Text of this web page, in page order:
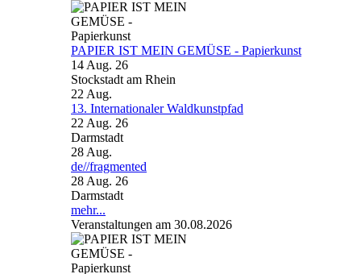
PAPIER IST MEIN GEMÜSE - Papierkunst
14 Aug. 26
Stockstadt am Rhein
22 Aug.
13. Internationaler Waldkunstpfad
22 Aug. 26
Darmstadt
28 Aug.
de//fragmented
28 Aug. 26
Darmstadt
mehr...
Veranstaltungen am 30.08.2026